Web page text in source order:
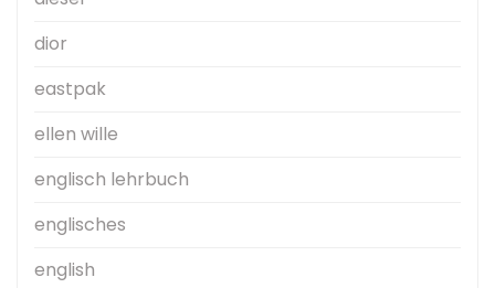
dior
eastpak
ellen wille
englisch lehrbuch
englisches
english